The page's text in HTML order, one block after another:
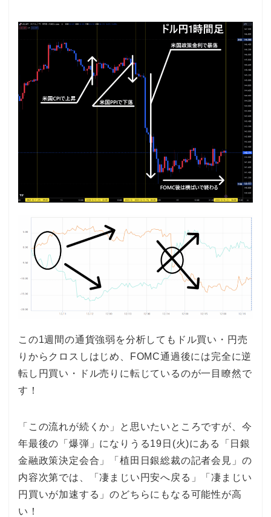
この1週間の通貨強弱を分析してもドル買い・円売
りからクロスしはじめ、FOMC通過後には完全に逆
転し円買い・ドル売りに転じているのが一目瞭然で
す！
「この流れが続くか」と思いたいところですが、今
年最後の「爆弾」になりうる19日(火)にある「日銀
金融政策決定会合」「植田日銀総裁の記者会見」の
内容次第では、「凄まじい円安へ戻る」「凄まじい
円買いが加速する」のどちらにもなる可能性が高
い！